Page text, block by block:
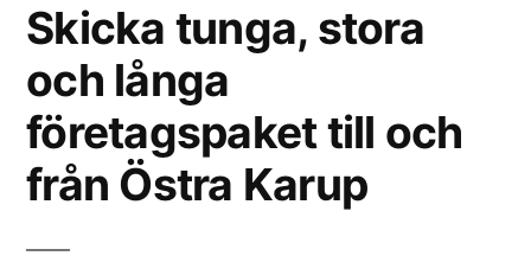
Skicka tunga, stora
och långa
företagspaket till och
från Östra Karup